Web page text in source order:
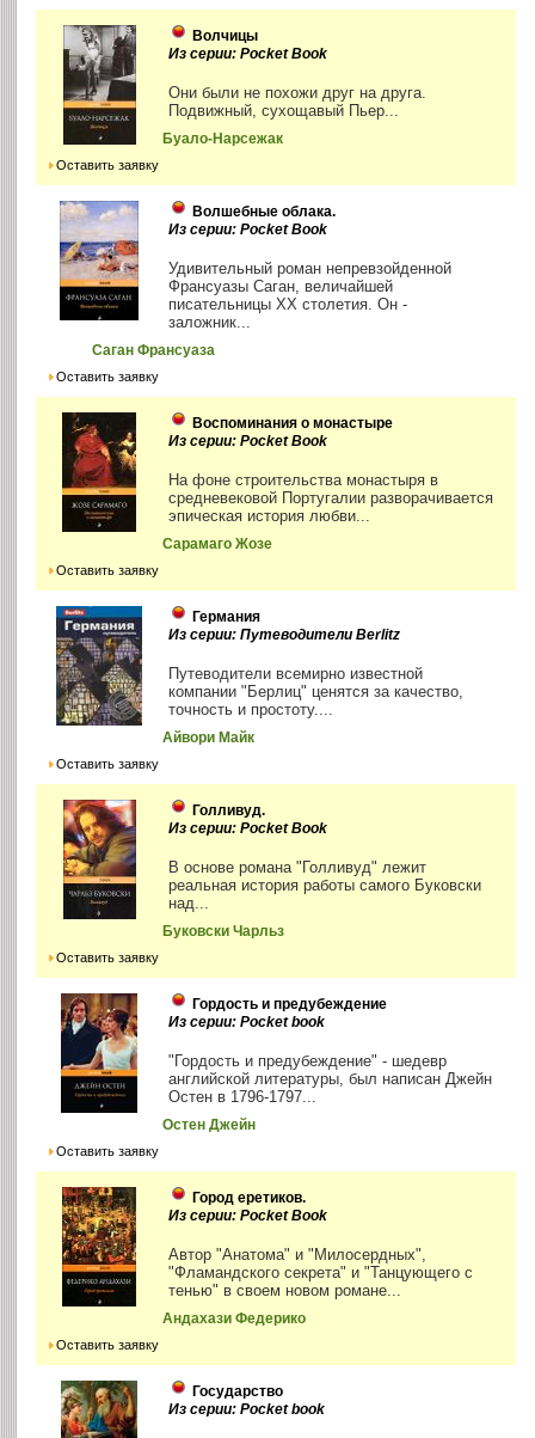
Волчицы
Из серии: Pocket Book
Они были не похожи друг на друга.
Подвижный, сухощавый Пьер...
Буало-Нарсежак
Оставить заявку
Волшебные облака.
Из серии: Pocket Book
Удивительный роман непревзойденной
Франсуазы Саган, величайшей
писательницы XX столетия. Он -
заложник...
Саган Франсуаза
Оставить заявку
Воспоминания о монастыре
Из серии: Pocket Book
На фоне строительства монастыря в
средневековой Португалии разворачивается
эпическая история любви...
Сарамаго Жозе
Оставить заявку
Германия
Из серии: Путеводители Berlitz
Путеводители всемирно известной
компании "Берлиц" ценятся за качество,
точность и простоту....
Айвори Майк
Оставить заявку
Голливуд.
Из серии: Pocket Book
В основе романа "Голливуд" лежит
реальная история работы самого Буковски
над...
Буковски Чарльз
Оставить заявку
Гордость и предубеждение
Из серии: Pocket book
"Гордость и предубеждение" - шедевр
английской литературы, был написан Джейн
Остен в 1796-1797...
Остен Джейн
Оставить заявку
Город еретиков.
Из серии: Pocket Book
Автор "Анатома" и "Милосердных",
"Фламандского секрета" и "Танцующего с
тенью" в своем новом романе...
Андахази Федерико
Оставить заявку
Государство
Из серии: Pocket book